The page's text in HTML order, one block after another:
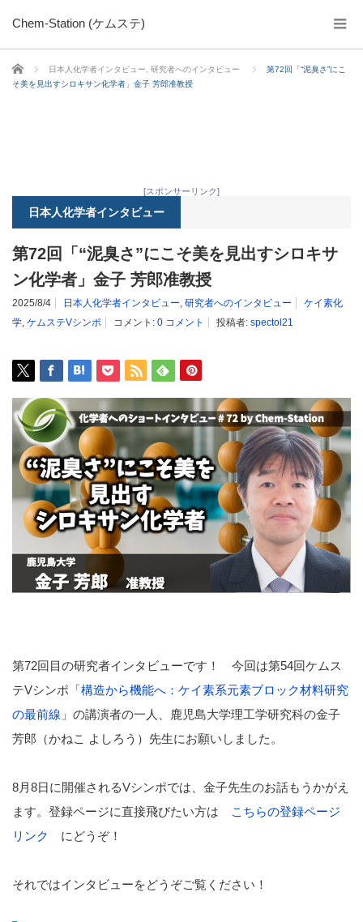
Chem-Station (ケムステ)
ホーム 日本人化学者インタビュー 研究者へのインタビュー
第72回「“泥臭さ”にこ
そ美を見出すシロキサン化学者」金子 芳郎准教授
[スポンサーリンク]
日本人化学者インタビュー
第72回「“泥臭さ”にこそ美を見出すシロキサ
ン化学者」金子 芳郎准教授
2025/8/4 日本人化学者インタビュー, 研究者へのインタビュー
ケイ素化
学, ケムステVシンポ コメント: 0 コメント 投稿者: spectol21
第72回目の研究者インタビューです！ 今回は第54回ケムス
テVシンポ「構造から機能へ：ケイ素系元素ブロック材料研究
の最前線 」の講演者の一人、鹿児島大学理工学研究科の金子
芳郎（かねこ よしろう）先生にお願いしました。
8月8日に開催されるVシンポでは、金子先生のお話もうかがえ
ます。登録ページに直接飛びたい方は
こちらの登録ページ
リンク
にどうぞ！
それではインタビューをどうぞご覧ください！